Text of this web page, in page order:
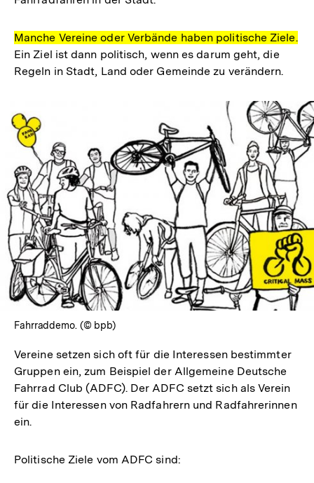
Manche Vereine oder Verbände haben politische Ziele.
Ein Ziel ist dann politisch, wenn es darum geht, die
Regeln in Stadt, Land oder Gemeinde zu verändern.
Lightbox
öffnen
Fahrraddemo. (© bpb)
Vereine setzen sich oft für die Interessen bestimmter
Gruppen ein, zum Beispiel der Allgemeine Deutsche
Fahrrad Club (ADFC). Der ADFC setzt sich als Verein
für die Interessen von Radfahrern und Radfahrerinnen
ein.
Politische Ziele vom ADFC sind: